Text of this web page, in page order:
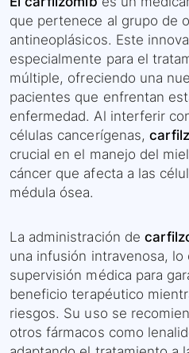
que pertenece al grupo de
antineoplásicos. Este
especialmente para el
múltiple, ofreciendo una
pacientes que enfrentan
enfermedad. Al interferir
células cancerígenas,
crucial en el manejo del
cáncer que afecta a las
médula ósea.
La administración de
una infusión intravenosa,
supervisión médica para
beneficio terapéutico
riesgos. Su uso se
otros fármacos como